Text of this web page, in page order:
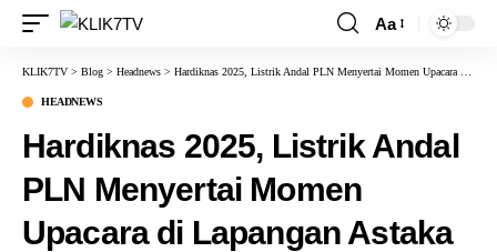
Aa
KLIK7TV > Blog > Headnews > Hardiknas 2025, Listrik Andal PLN Menyertai Momen Upacara di Lapangan Astaka Pancing, Medan
HEADNEWS
Hardiknas 2025, Listrik Andal
PLN Menyertai Momen
Upacara di Lapangan Astaka